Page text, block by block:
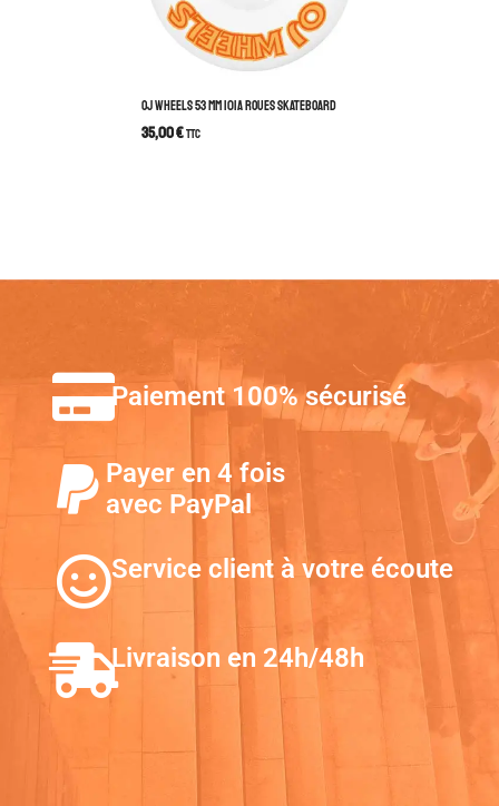
OJ WHEELS 53 MM 101A ROUES SKATEBOARD
35,00€TTC
Paiement 100% sécurisé
Payer en 4 fois
avec PayPal
Service client à votre écoute
Livraison en 24h/48h